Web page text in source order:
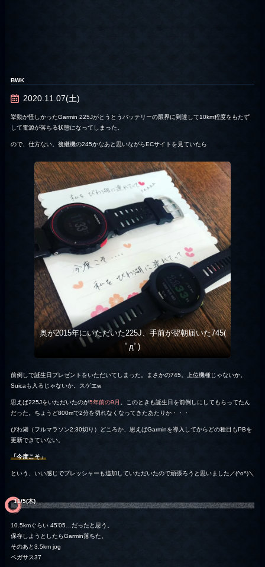
BWK
2020.11.07(土)
挙動が怪しかったGarmin 225Jがとうとうバッテリーの限界に到達して10km程度をもたず
して電源が落ちる状態になってしまった。
ので、仕方ない。後継機の245かなあと思いながらECサイトを見ていたら
奥が2015年にいただいた225J、手前が翌朝届いた745(
ﾟдﾟ)
前倒しで誕生日プレゼントをいただいてしまった。まさかの745。上位機種じゃないか。
Suicaも入るじゃないか。スゲエw
思えば225Jをいただいたのが5年前の9月
。このときも誕生日を前倒しにしてもらってたん
だった。ちょうど800mで2分を切れなくなってきたあたりか・・・
びわ湖（フルマラソン2:30切り）どころか、思えばGarminを導入してからどの種目もPBを
更新できていない。
「今度こそ」
という、いい感じでプレッシャーも追加していただいたので頑張ろうと思いました／(^o^)＼
11/5(木)
10.5kmぐらい 45’05…だったと思う。
保存しようとしたらGarmin落ちた。
そのあと3.5km jog
ペガサス37